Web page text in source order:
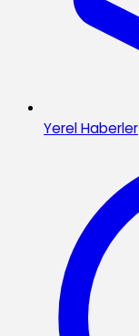
Yerel Haberler